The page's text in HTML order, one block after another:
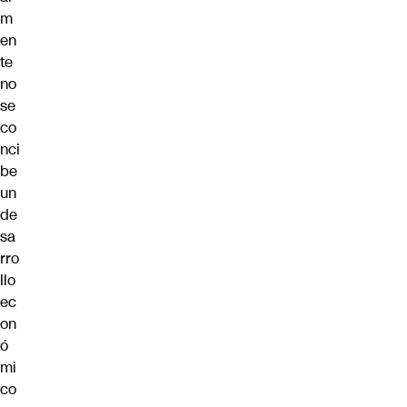
m
en
te
no
se
co
nci
be
un
de
sa
rro
llo
ec
on
ó
mi
co